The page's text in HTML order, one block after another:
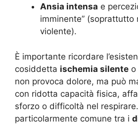
Ansia intensa e
imminente” (soprattutto
violente).
È importante ricordare
cosiddetta ischemia silente o
non provoca dolore, ma può
con ridotta capacità fisica,
sforzo o difficoltà nel
particolarmente comune tra i